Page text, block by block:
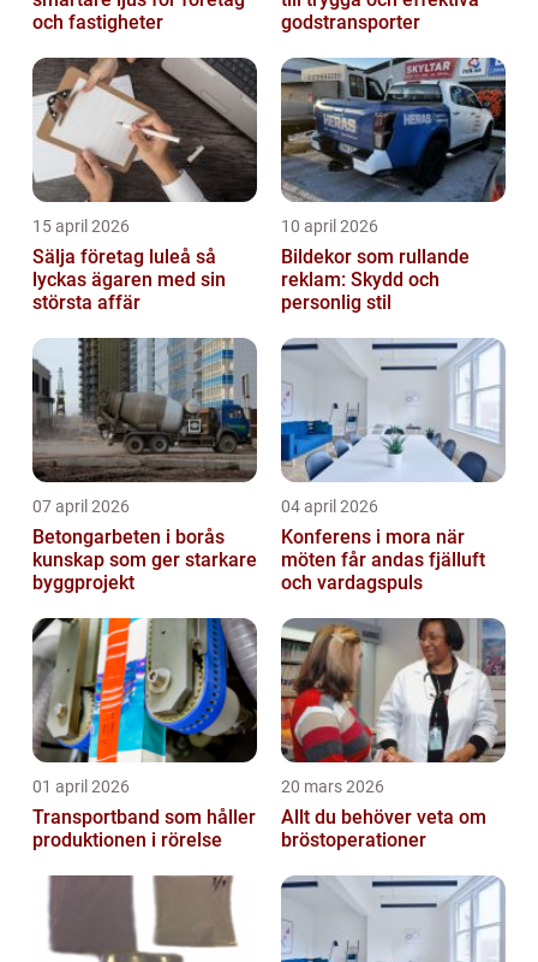
och fastigheter
godstransporter
15 april 2026
Sälja företag luleå så
lyckas ägaren med sin
största affär
10 april 2026
Bildekor som rullande
reklam: Skydd och
personlig stil
07 april 2026
Betongarbeten i borås
kunskap som ger starkare
byggprojekt
04 april 2026
Konferens i mora när
möten får andas fjälluft
och vardagspuls
01 april 2026
Transportband som håller
produktionen i rörelse
20 mars 2026
Allt du behöver veta om
bröstoperationer